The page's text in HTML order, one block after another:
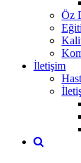
Öz
İletişim